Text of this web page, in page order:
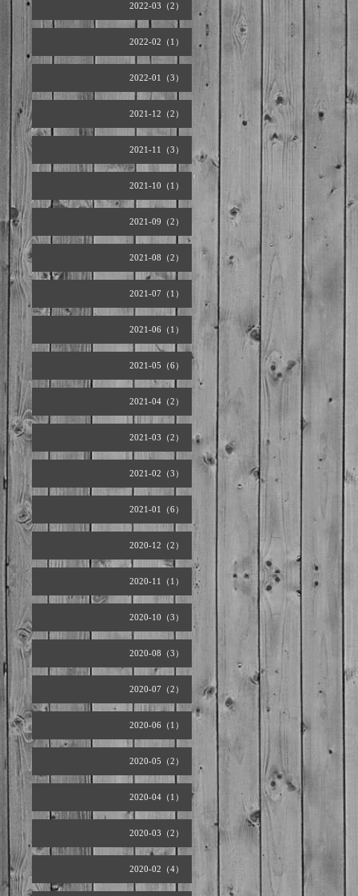
2022-03（2）
2022-02（1）
2022-01（3）
2021-12（2）
2021-11（3）
2021-10（1）
2021-09（2）
2021-08（2）
2021-07（1）
2021-06（1）
2021-05（6）
2021-04（2）
2021-03（2）
2021-02（3）
2021-01（6）
2020-12（2）
2020-11（1）
2020-10（3）
2020-08（3）
2020-07（2）
2020-06（1）
2020-05（2）
2020-04（1）
2020-03（2）
2020-02（4）